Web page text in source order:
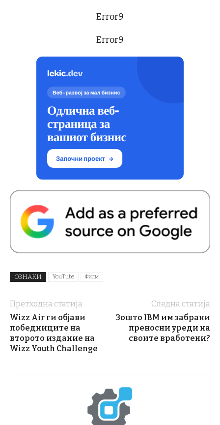
Error9
Error9
ОЗНАКИ YouTube Филм
Претходна статија
Wizz Air ги објави
победниците на
второто издание на
Wizz Youth Challenge
Следна статија
Зошто IBM им забрани
преносни уреди на
своите вработени?